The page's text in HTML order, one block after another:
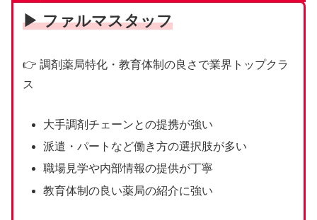
▶ ファルマスタッフ
👉 調剤薬局特化・教育体制の良さで業界トップクラ
ス
大手調剤チェーンとの提携が強い
派遣・パートなど働き方の選択肢が多い
職場見学や内部情報の提供が丁寧
教育体制の良い薬局の紹介に強い